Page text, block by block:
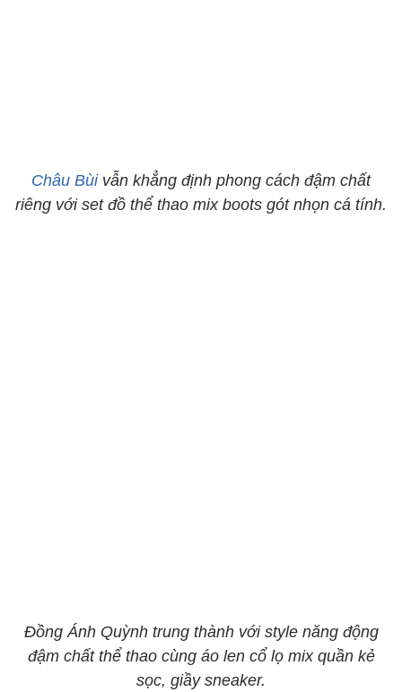
Châu Bùivẫn khẳng định phong cách đậm chất
riêng với set đồ thể thao mix boots gót nhọn cá tính.
Đồng Ánh Quỳnh trung thành với style năng động
đậm chất thể thao cùng áo len cổ lọ mix quần kẻ
sọc, giầy sneaker.